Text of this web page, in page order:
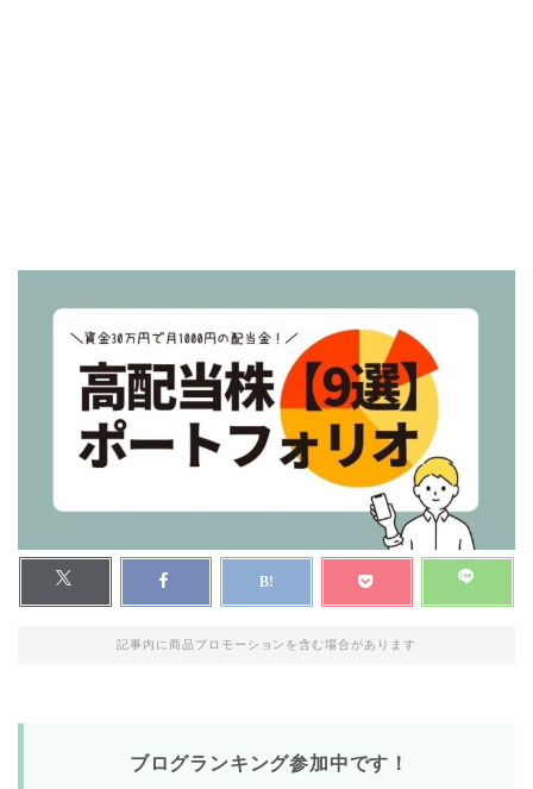
記事内に商品プロモーションを含む場合があります
ブログランキング参加中です！